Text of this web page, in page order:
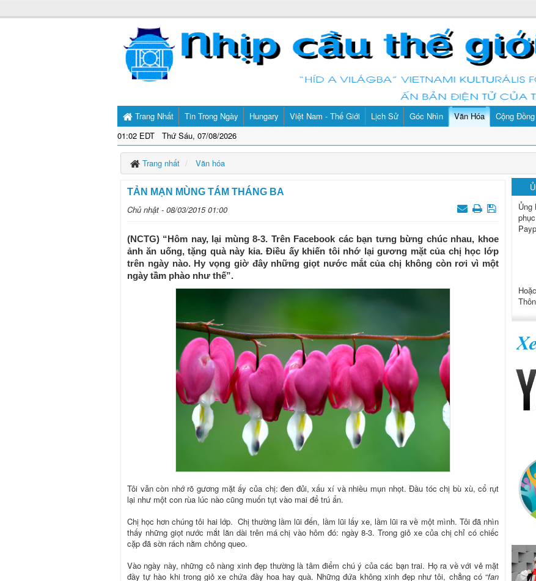
Trang Nhất
01:02 EDT Thứ Sáu, 07/08/2026
Tin Trong Ngày Hungary Việt Nam - Thế Giới Lịch Sử Góc Nhìn Văn Hóa Cộng Đồng
Trang nhất Văn hóa
TẢN MẠN MÙNG TÁM THÁNG BA
Chủ nhật - 08/03/2015 01:00
(NCTG) “Hôm nay, lại mùng 8-3. Trên Facebook các bạn tưng bừng chúc nhau, khoe
ảnh ăn uống, tặng quà này kia. Điều ấy khiến tôi nhớ lại gương mặt của chị học lớp
trên ngày nào. Hy vọng giờ đây những giọt nước mắt của chị không còn rơi vì một
ngày tầm phào như thế”.
Tôi vẫn còn nhớ rõ gương mặt ấy của chị: đen đủi, xấu xí và nhiều mụn nhọt. Đầu tóc chị bù xù, cổ rụt
lại như một con rùa lúc nào cũng muốn tụt vào mai để trú ẩn.
Chị học hơn chúng tôi hai lớp. Chị thường lầm lũi đến, lầm lũi lấy xe, lầm lũi ra về một mình. Tôi đã nhìn
thấy những giọt nước mắt lăn dài trên má chị vào hôm đó: ngày 8-3. Trong giỏ xe của chị chỉ có chiếc
cặp đã sờn rách nằm chỏng queo.
Vào ngày này, những cô nàng xinh đẹp thường là tâm điểm chú ý của các bạn trai. Họ ra về với vẻ mặt
đầy tự hào khi trong giỏ xe chứa đầy hoa hay quà. Những đứa không xinh đẹp như tôi, chẳng có “fan
Ủng